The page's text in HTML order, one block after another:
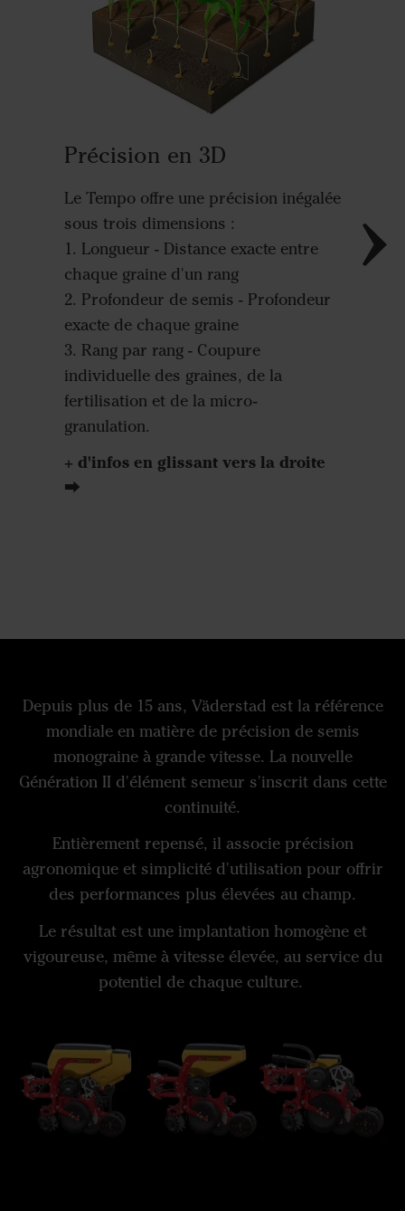
Précision en 3D
Le Tempo offre une précision inégalée
sous trois dimensions :
1. Longueur - Distance exacte entre
chaque graine d'un rang
2. Profondeur de semis - Profondeur
exacte de chaque graine
3. Rang par rang - Coupure
individuelle des graines, de la
fertilisation et de la micro-
granulation.
+ d'infos en glissant vers la droite
⮕
sillon
En
Depuis plus de 15 ans, Väderstad est la référence
mondiale en matière de précision de semis
monograine à grande vitesse. La nouvelle
Génération II d'élément semeur s'inscrit dans cette
continuité.
Entièrement repensé, il associe précision
agronomique et simplicité d'utilisation pour offrir
des performances plus élevées au champ.
Le résultat est une implantation homogène et
vigoureuse, même à vitesse élevée, au service du
potentiel de chaque culture.